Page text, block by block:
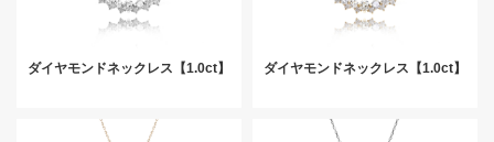
ダイヤモンドネックレス【1.0ct】 ダイヤモンドネックレス【1.0ct】